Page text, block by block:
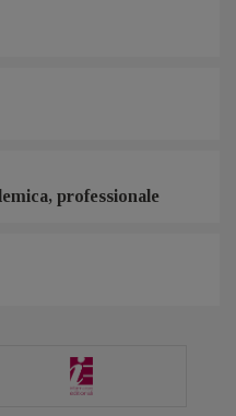
professionale